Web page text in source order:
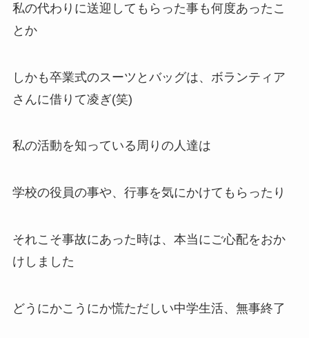
私の代わりに送迎してもらった事も何度あったこ
とか
しかも卒業式のスーツとバッグは、ボランティア
さんに借りて凌ぎ(笑)
私の活動を知っている周りの人達は
学校の役員の事や、行事を気にかけてもらったり
それこそ事故にあった時は、本当にご心配をおか
けしました
どうにかこうにか慌ただしい中学生活、無事終了